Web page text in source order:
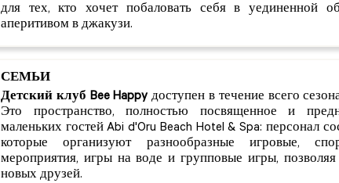
для тех, кто хочет побаловать себя в уединенной
аперитивом в джакузи.
СЕМЬИ
Детский клуб Bee Happyдоступен в течение всего
Это пространство, полностью посвященное и
маленьких гостей Abi d'Oru Beach Hotel & Spa: персонал
которые организуют разнообразные игровые,
мероприятия, игры на воде и групповые игры,
новых друзей.